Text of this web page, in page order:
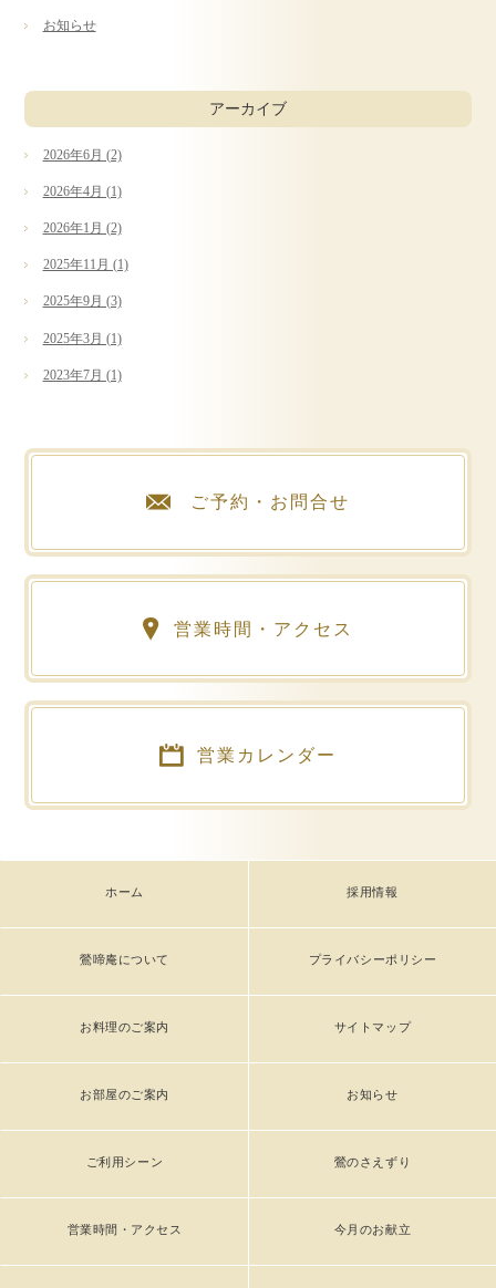
お知らせ
アーカイブ
2026年6月 (2)
2026年4月 (1)
2026年1月 (2)
2025年11月 (1)
2025年9月 (3)
2025年3月 (1)
2023年7月 (1)
ご予約・お問合せ
営業時間・アクセス
営業カレンダー
ホーム 採用情報
鶯啼庵について プライバシーポリシー
お料理のご案内 サイトマップ
お部屋のご案内 お知らせ
ご利用シーン 鶯のさえずり
営業時間・アクセス 今月のお献立